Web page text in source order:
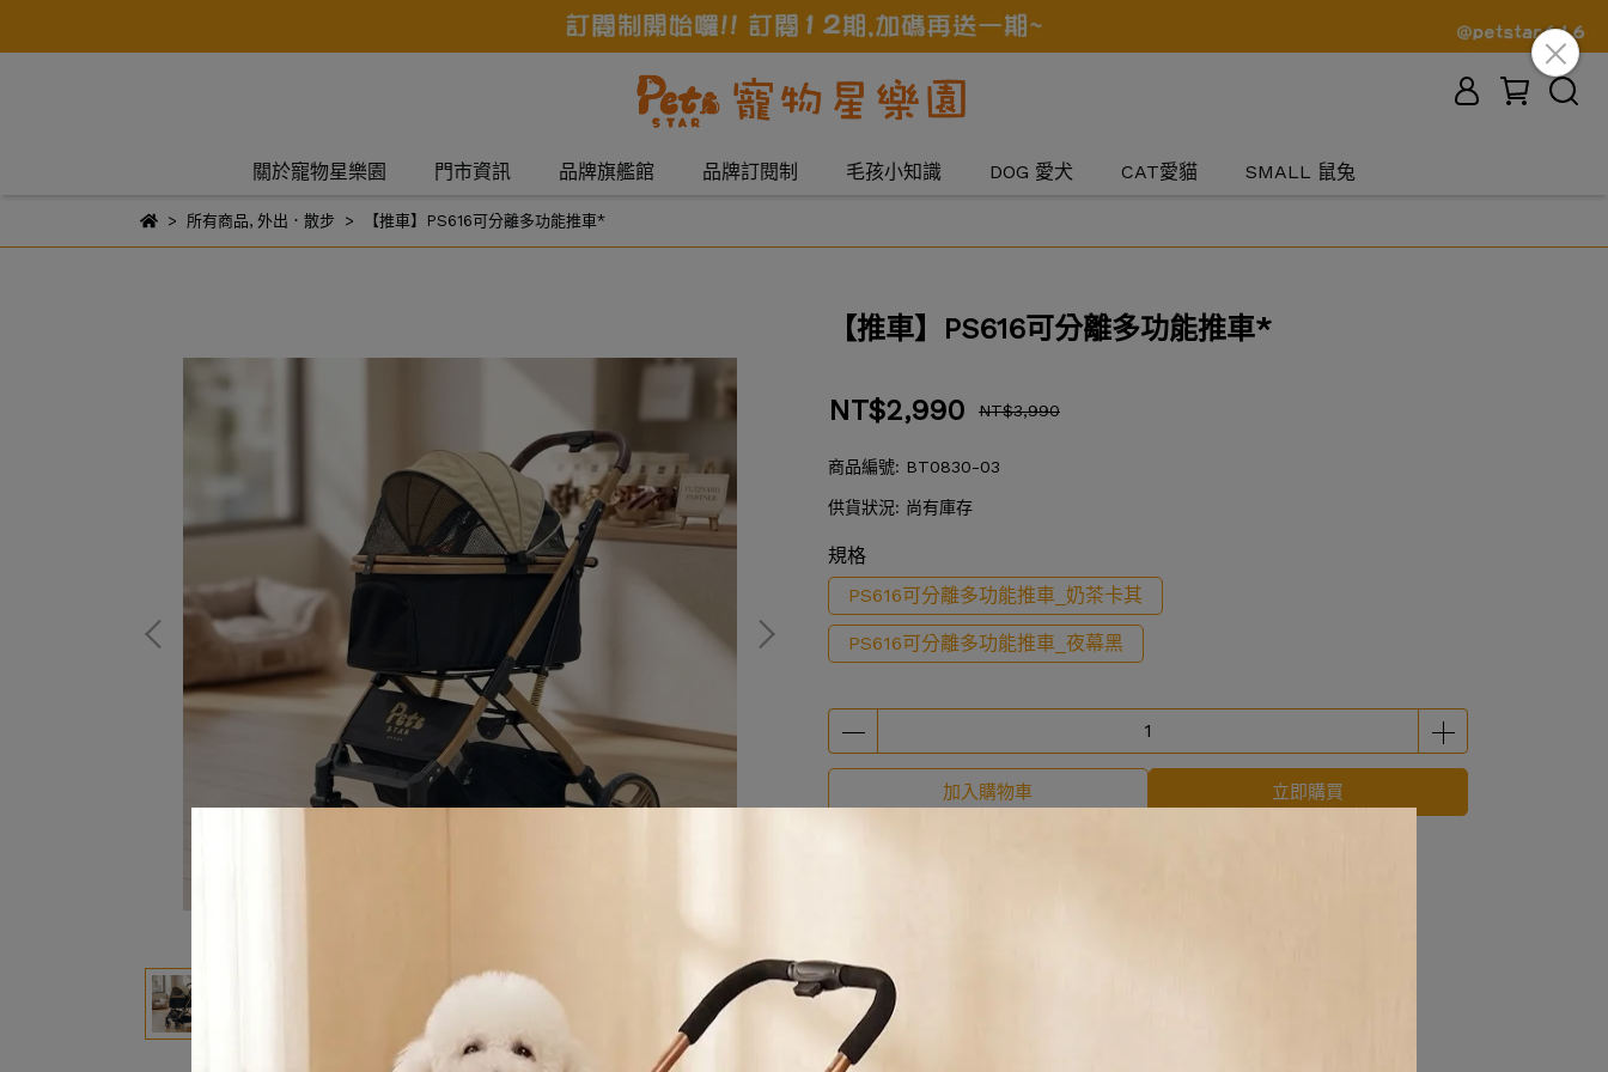
關於寵物星樂園 門市資訊 品牌旗艦館 品牌訂閱制 毛孩小知識 DOG 愛犬 CAT愛貓 SMALL 鼠兔
所有商品, 外出．散步 【推車】PS616可分離多功能推車*
【推車】PS616可分離多功能推車*
NT$2,990 NT$3,990
商品編號: BT0830-03
供貨狀況: 尚有庫存
規格
PS616可分離多功能推車_奶茶卡其
PS616可分離多功能推車_夜幕黑
加入購物車 立即購買